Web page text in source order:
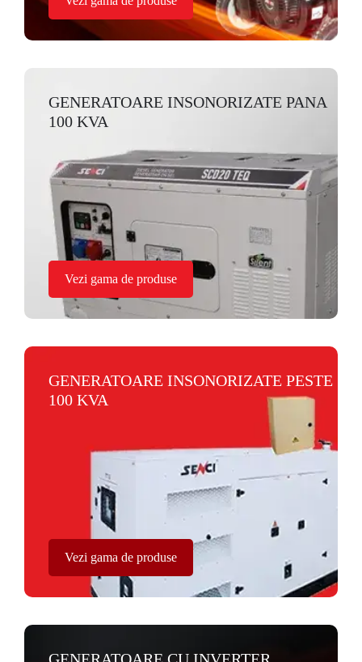
GENERATOARE INSONORIZATE PANA
100 KVA
Vezi gama de produse
GENERATOARE INSONORIZATE PESTE
100 KVA
Vezi gama de produse